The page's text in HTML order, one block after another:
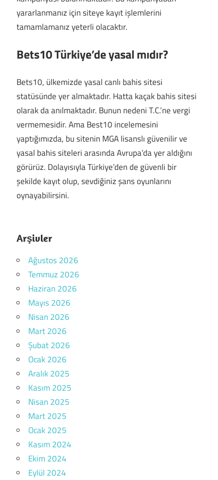
yararlanmanız için siteye kayıt işlemlerini
tamamlamanız yeterli olacaktır.
Bets10 Türkiye’de yasal mıdır?
Bets10, ülkemizde yasal canlı bahis sitesi
statüsünde yer almaktadır. Hatta kaçak bahis sitesi
olarak da anılmaktadır. Bunun nedeni T.C.’ne vergi
vermemesidir. Ama Best10 incelemesini
yaptığımızda, bu sitenin MGA lisanslı güvenilir ve
yasal bahis siteleri arasında Avrupa’da yer aldığını
görürüz. Dolayısıyla Türkiye’den de güvenli bir
şekilde kayıt olup, sevdiğiniz şans oyunlarını
oynayabilirsini.
Arşivler
Ağustos 2026
Temmuz 2026
Haziran 2026
Mayıs 2026
Nisan 2026
Mart 2026
Şubat 2026
Ocak 2026
Aralık 2025
Kasım 2025
Nisan 2025
Mart 2025
Ocak 2025
Kasım 2024
Ekim 2024
Eylül 2024